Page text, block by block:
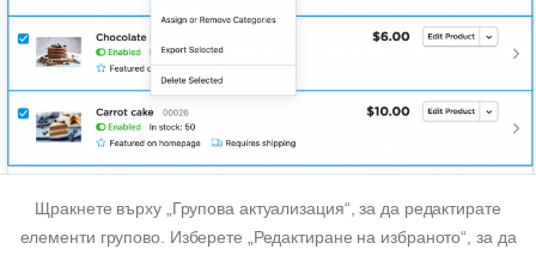
Щракнете върху „Групова актуализация“, за да редактирате
елементи групово. Изберете „Редактиране на избраното“, за да